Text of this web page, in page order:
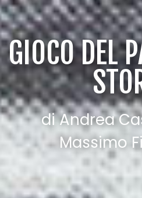
GIOCO DEL
di Andrea
Massimo